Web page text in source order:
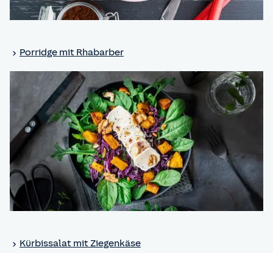
Porridge mit Rhabarber
Kürbissalat mit Ziegenkäse